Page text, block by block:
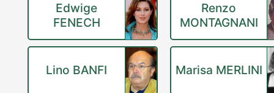
Edwige
FENECH
Renzo
MONTAGNANI
Lino BANFI Marisa MERLINI